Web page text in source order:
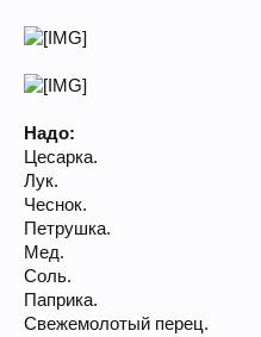
Надо:
Цесарка.
Лук.
Чеснок.
Петрушка.
Мед.
Соль.
Паприка.
Свежемолотый перец.